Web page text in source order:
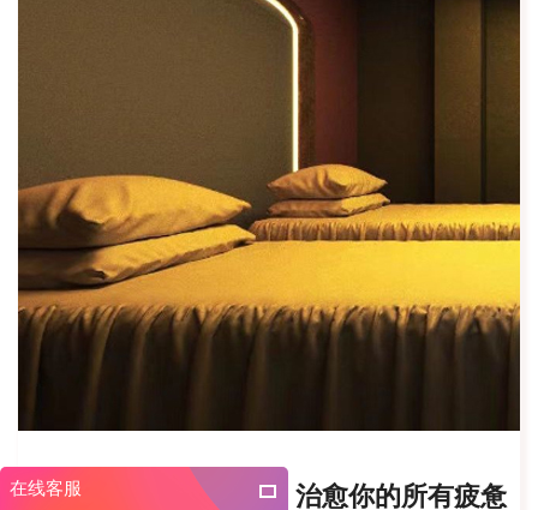
在线客服
广州荔湾区养生会所，治愈你的所有疲惫